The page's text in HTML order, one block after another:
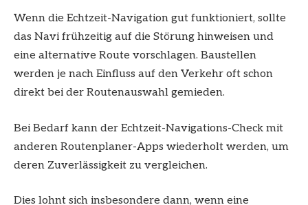
Wenn die Echtzeit-Navigation gut funktioniert, sollte
das Navi frühzeitig auf die Störung hinweisen und
eine alternative Route vorschlagen. Baustellen
werden je nach Einfluss auf den Verkehr oft schon
direkt bei der Routenauswahl gemieden.
Bei Bedarf kann der Echtzeit-Navigations-Check mit
anderen Routenplaner-Apps wiederholt werden, um
deren Zuverlässigkeit zu vergleichen.
Dies lohnt sich insbesondere dann, wenn eine